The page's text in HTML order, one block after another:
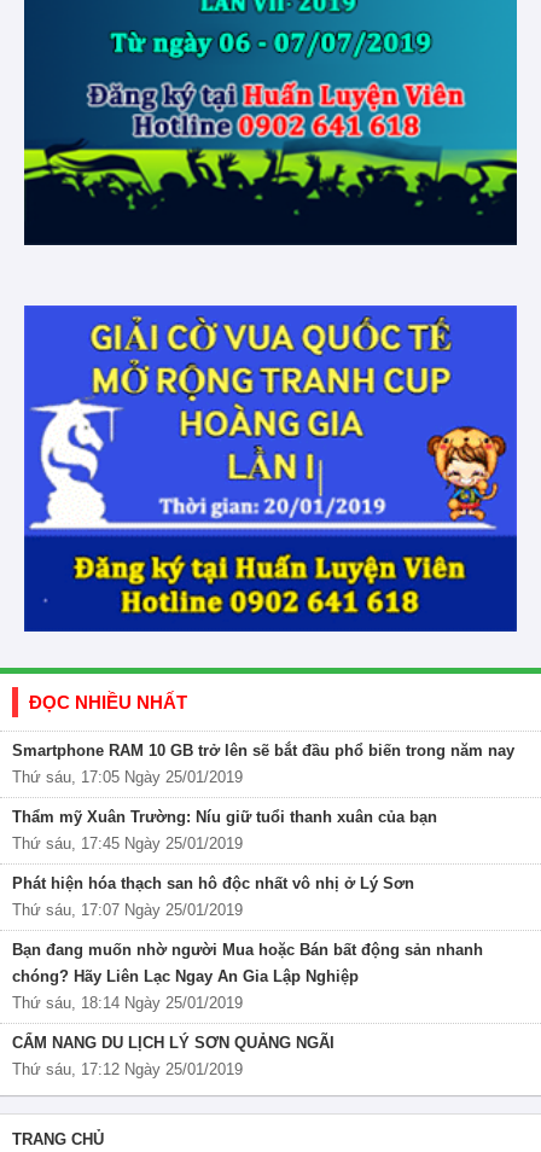
ĐỌC NHIỀU NHẤT
Smartphone RAM 10 GB trở lên sẽ bắt đầu phổ biến trong năm nay
Thứ sáu, 17:05 Ngày 25/01/2019
Thẩm mỹ Xuân Trường: Níu giữ tuổi thanh xuân của bạn
Thứ sáu, 17:45 Ngày 25/01/2019
Phát hiện hóa thạch san hô độc nhất vô nhị ở Lý Sơn
Thứ sáu, 17:07 Ngày 25/01/2019
Bạn đang muốn nhờ người Mua hoặc Bán bất động sản nhanh
chóng? Hãy Liên Lạc Ngay An Gia Lập Nghiệp
Thứ sáu, 18:14 Ngày 25/01/2019
CẨM NANG DU LỊCH LÝ SƠN QUẢNG NGÃI
Thứ sáu, 17:12 Ngày 25/01/2019
TRANG CHỦ